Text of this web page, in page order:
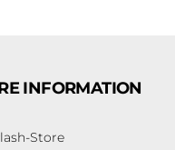
INFORMATION
Store